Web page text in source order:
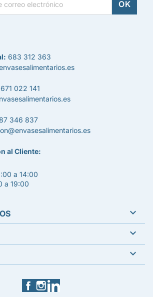
Facebook
683 312 363
671 022 141
346 837
al Cliente:
a 14:00
a 19:00


